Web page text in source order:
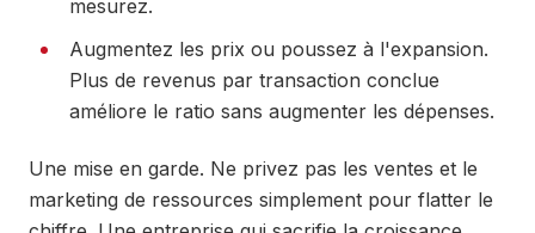
mesurez.
Augmentez les prix ou poussez à l'expansion.
Plus de revenus par transaction conclue
améliore le ratio sans augmenter les dépenses.
Une mise en garde. Ne privez pas les ventes et le
marketing de ressources simplement pour flatter le